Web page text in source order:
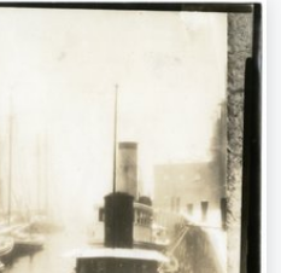
Décrivez la scène – ex. prairie verte,
abstrait avec beaucoup de rouge,
tableau sombre, nu debout près d'un